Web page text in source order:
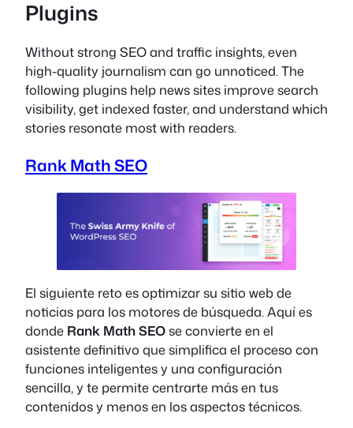
Plugins
Without strong SEO and traffic insights, even
high-quality journalism can go unnoticed. The
following plugins help news sites improve search
visibility, get indexed faster, and understand which
stories resonate most with readers.
Rank Math SEO
El siguiente reto es optimizar su sitio web de
noticias para los motores de búsqueda. Aquí es
donde Rank Math SEOse convierte en el
asistente definitivo que simplifica el proceso con
funciones inteligentes y una configuración
sencilla, y te permite centrarte más en tus
contenidos y menos en los aspectos técnicos.